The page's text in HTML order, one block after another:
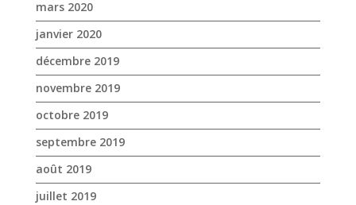
mars 2020
janvier 2020
décembre 2019
novembre 2019
octobre 2019
septembre 2019
août 2019
juillet 2019